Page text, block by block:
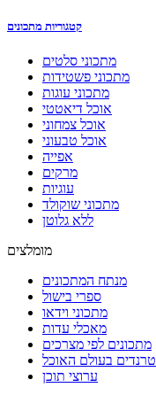
קטגוריות מתכונים
מתכוני סלטים
מתכוני פשטידות
מתכוני עוגות
אוכל דיאטטי
אוכל צמחוני
אוכל טבעוני
אפייה
מרקים
עוגיות
מתכוני שוקולד
ללא גלוטן
מומלצים
מנתח המתכונים
ספרי בישול
מתכוני וידאו
מאכלי עדות
מתכונים לפי מצרכים
טרנדים בעולם האוכל
ערוצי תוכן